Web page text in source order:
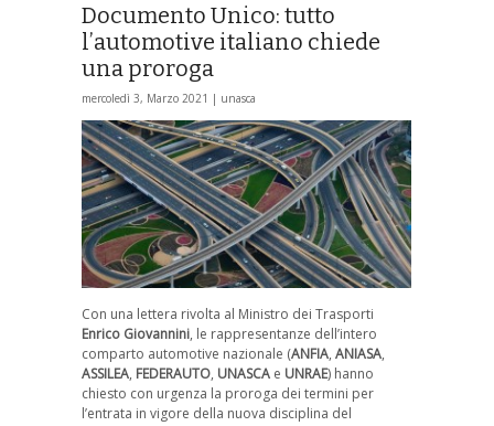
Documento Unico: tutto
l’automotive italiano chiede
una proroga
mercoledì 3, Marzo 2021 | unasca
Con una lettera rivolta al Ministro dei Trasporti
Enrico Giovannini, le rappresentanze dell’intero
comparto automotive nazionale (ANFIA, ANIASA,
ASSILEA, FEDERAUTO, UNASCA e UNRAE) hanno
chiesto con urgenza la proroga dei termini per
l’entrata in vigore della nuova disciplina del